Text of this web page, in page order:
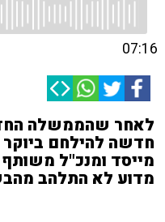
07:16
לאחר שהממשלה
חדשה להילחם
מייסד ומנכ"ל
מדוע לא התלהב